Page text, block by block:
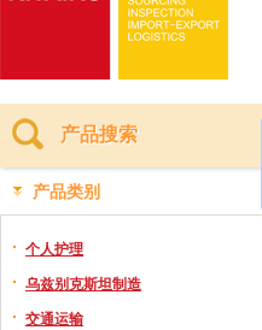
产品搜索
产品类别
个人护理
乌兹别克斯坦制造
交通运输